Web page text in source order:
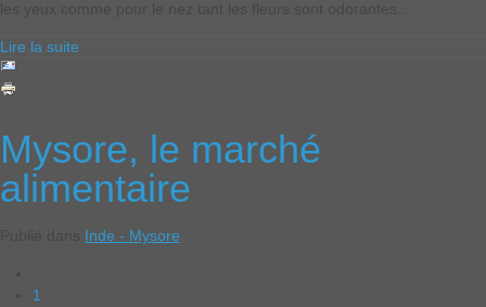
Lire la suite
Mysore, le marché
alimentaire
Inde - Mysore
1